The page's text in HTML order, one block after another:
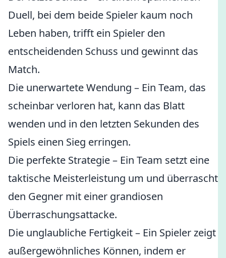
Duell, bei dem beide Spieler kaum noch
Leben haben, trifft ein Spieler den
entscheidenden Schuss und gewinnt das
Match.
Die unerwartete Wendung – Ein Team, das
scheinbar verloren hat, kann das Blatt
wenden und in den letzten Sekunden des
Spiels einen Sieg erringen.
Die perfekte Strategie – Ein Team setzt eine
taktische Meisterleistung um und überrascht
den Gegner mit einer grandiosen
Überraschungsattacke.
Die unglaubliche Fertigkeit – Ein Spieler zeigt
außergewöhnliches Können, indem er